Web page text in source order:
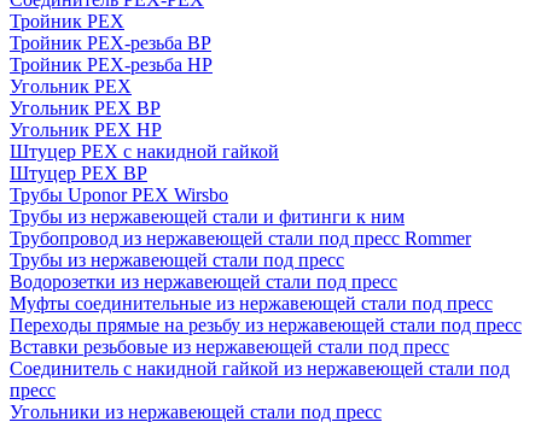
Тройник PEX
Тройник PEX-резьба ВР
Тройник PEX-резьба НР
Угольник PEX
Угольник PEX ВР
Угольник PEX НР
Штуцер PEX c накидной гайкой
Штуцер PEX ВР
Трубы Uponor PEX Wirsbo
Трубы из нержавеющей стали и фитинги к ним
Трубопровод из нержавеющей стали под пресс Rommer
Трубы из нержавеющей стали под пресс
Водорозетки из нержавеющей стали под пресс
Муфты соединительные из нержавеющей стали под пресс
Переходы прямые на резьбу из нержавеющей стали под пресс
Вставки резьбовые из нержавеющей стали под пресс
Соединитель с накидной гайкой из нержавеющей стали под
пресс
Угольники из нержавеющей стали под пресс